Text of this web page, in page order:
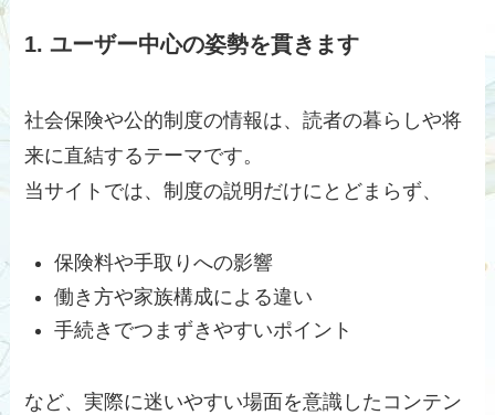
1. ユーザー中心の姿勢を貫きます
社会保険や公的制度の情報は、読者の暮らしや将
来に直結するテーマです。
当サイトでは、制度の説明だけにとどまらず、
保険料や手取りへの影響
働き方や家族構成による違い
手続きでつまずきやすいポイント
など、実際に迷いやすい場面を意識したコンテン